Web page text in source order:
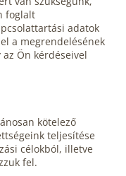
foglalt
adatok
a megrendelésének
Ön kérdéseivel
kötelező
teljesítése
célokból, illetve
fel.